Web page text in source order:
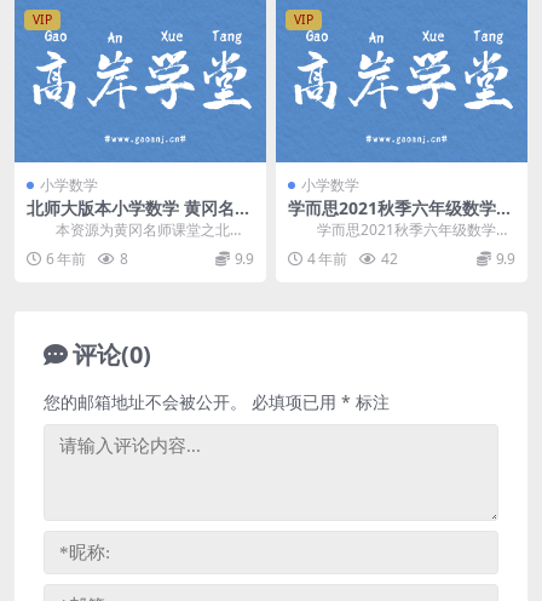
VIP
小学数学
北师大版本小学数学 黄冈名师
课堂（全套视频）百度网盘
本资源为黄冈名师课堂之北师
大版本小学一至六年纪视频课程课
程合集，全部课程压缩...
6 年前 8 9.9
VIP
小学数学
学而思2021秋季六年级数学创
新班李士超（完结）百度网盘
分享
学而思2021秋季六年级数学创
新班李士超，完结版百度网盘分享
小学数学课程16...
4 年前 42 9.9
评论(0)
您的邮箱地址不会被公开。 必填项已用 * 标注